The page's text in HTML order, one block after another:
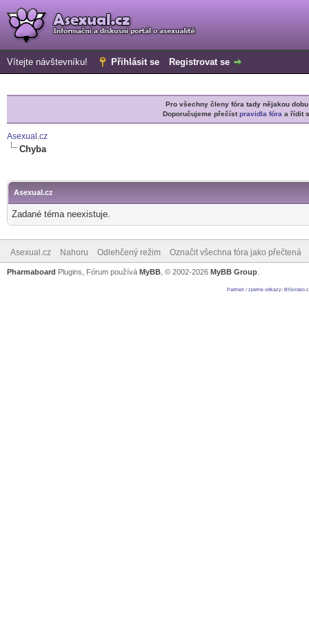
Vítejte návštevníku! Přihlásit se Registrovat se
Pro všechny členy fóra tady nějakou
Doporučujeme přečístpravidla fóra a řídit
Asexual.cz
Chyba
Asexual.cz
Zadané téma neexistuje.
Asexual.cz Nahoru Odlehčený režim Označit všechna fóra jako přečtená
Pharmaboard Plugins, Fórum používá MyBB , © 2002-2026 MyBB Group
Partneri / zpetne odkazy: